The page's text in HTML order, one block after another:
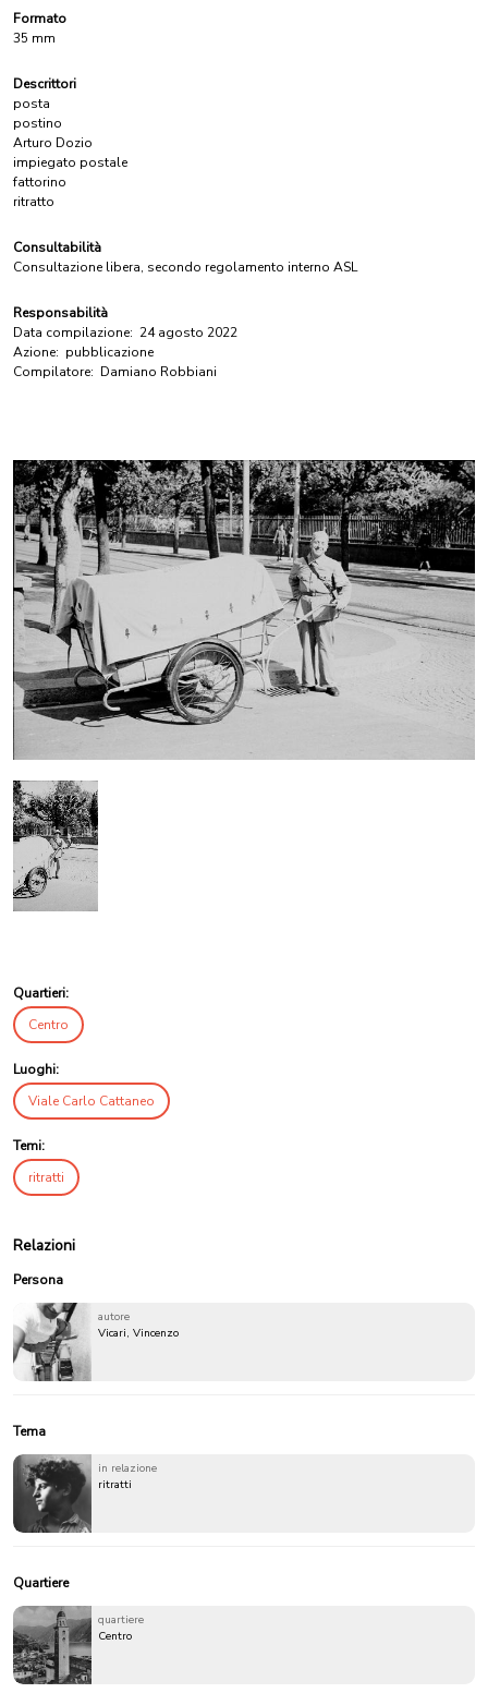
Formato
35 mm
Descrittori
posta
postino
Arturo Dozio
impiegato postale
fattorino
ritratto
Consultabilità
Consultazione libera, secondo regolamento interno ASL
Responsabilità
Data compilazione: 24 agosto 2022
Azione: pubblicazione
Compilatore: Damiano Robbiani
Quartieri:
Centro
Luoghi:
Viale Carlo Cattaneo
Temi:
ritratti
Relazioni
Persona
autore
Vicari, Vincenzo
Tema
in relazione
ritratti
Quartiere
quartiere
Centro